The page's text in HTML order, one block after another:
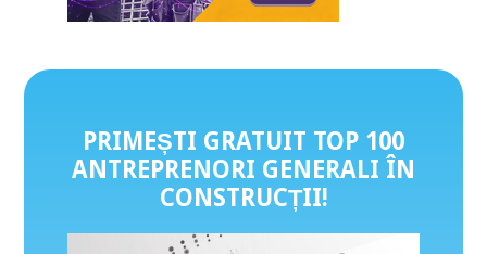
PRIMEȘTI GRATUIT TOP 100
ANTREPRENORI GENERALI ÎN
CONSTRUCȚII!